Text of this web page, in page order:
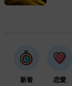
新着 恋愛